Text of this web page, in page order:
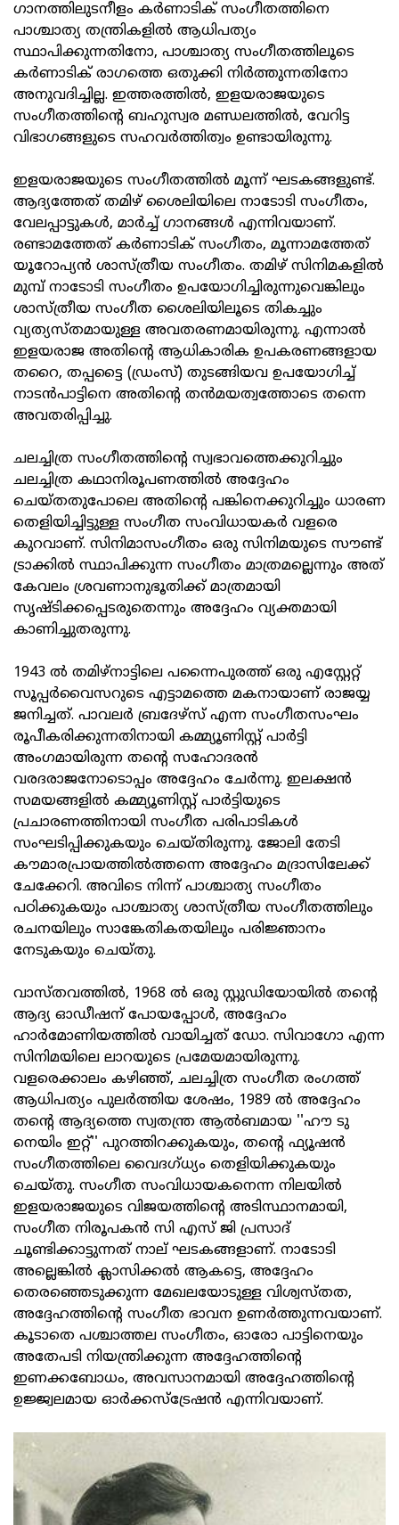
ഗാനത്തിലുടനീളം കർണാടിക് സംഗീതത്തിനെ
പാശ്ചാത്യ തന്ത്രികളിൽ ആധിപത്യം
സ്ഥാപിക്കുന്നതിനോ, പാശ്ചാത്യ സംഗീതത്തിലൂടെ
കർണാടിക് രാഗത്തെ ഒതുക്കി നിർത്തുന്നതിനോ
അനുവദിച്ചില്ല. ഇത്തരത്തിൽ, ഇളയരാജയുടെ
സംഗീതത്തിന്റെ ബഹുസ്വര മണ്ഡലത്തിൽ, വേറിട്ട
വിഭാഗങ്ങളുടെ സഹവർത്തിത്വം ഉണ്ടായിരുന്നു.
ഇളയരാജയുടെ സംഗീതത്തിൽ മൂന്ന് ഘടകങ്ങളുണ്ട്.
ആദ്യത്തേത് തമിഴ് ശൈലിയിലെ നാടോടി സംഗീതം,
വേലപ്പാട്ടുകൾ, മാർച്ച് ഗാനങ്ങൾ എന്നിവയാണ്.
രണ്ടാമത്തേത് കർണാടിക് സംഗീതം, മൂന്നാമത്തേത്
യൂറോപ്യൻ ശാസ്ത്രീയ സംഗീതം. തമിഴ് സിനിമകളിൽ
മുമ്പ് നാടോടി സംഗീതം ഉപയോഗിച്ചിരുന്നുവെങ്കിലും
ശാസ്ത്രീയ സംഗീത ശൈലിയിലൂടെ തികച്ചും
വ്യത്യസ്തമായുള്ള അവതരണമായിരുന്നു. എന്നാൽ
ഇളയരാജ അതിന്റെ ആധികാരിക ഉപകരണങ്ങളായ
തറൈ, തപ്പട്ടൈ (ഡ്രംസ്) തുടങ്ങിയവ ഉപയോഗിച്ച്
നാടൻപാട്ടിനെ അതിന്റെ തൻമയത്വത്തോടെ തന്നെ
അവതരിപ്പിച്ചു.
ചലച്ചിത്ര സംഗീതത്തിന്റെ സ്വഭാവത്തെക്കുറിച്ചും
ചലച്ചിത്ര കഥാനിരൂപണത്തിൽ അദ്ദേഹം
ചെയ്തതുപോലെ അതിന്റെ പങ്കിനെക്കുറിച്ചും ധാരണ
തെളിയിച്ചിട്ടുള്ള സംഗീത സംവിധായകർ വളരെ
കുറവാണ്. സിനിമാസംഗീതം ഒരു സിനിമയുടെ സൗണ്ട്
ട്രാക്കിൽ സ്ഥാപിക്കുന്ന സംഗീതം മാത്രമല്ലെന്നും അത്
കേവലം ശ്രവണാനുഭൂതിക്ക് മാത്രമായി
സൃഷ്ടിക്കപ്പെടരുതെന്നും അദ്ദേഹം വ്യക്തമായി
കാണിച്ചുതരുന്നു.
1943 ൽ തമിഴ്‌നാട്ടിലെ പന്നൈപുരത്ത് ഒരു എസ്റ്റേറ്റ്
സൂപ്പർവൈസറുടെ എട്ടാമത്തെ മകനായാണ് രാജയ്യ
ജനിച്ചത്. പാവലർ ബ്രദേഴ്‌സ് എന്ന സംഗീതസംഘം
രൂപീകരിക്കുന്നതിനായി കമ്മ്യൂണിസ്റ്റ് പാർട്ടി
അംഗമായിരുന്ന തന്റെ സഹോദരൻ
വരദരാജനോടൊപ്പം അദ്ദേഹം ചേർന്നു. ഇലക്ഷൻ
സമയങ്ങളിൽ കമ്മ്യൂണിസ്റ്റ് പാർട്ടിയുടെ
പ്രചാരണത്തിനായി സംഗീത പരിപാടികൾ
സംഘടിപ്പിക്കുകയും ചെയ്തിരുന്നു. ജോലി തേടി
കൗമാരപ്രായത്തിൽത്തന്നെ അദ്ദേഹം മദ്രാസിലേക്ക്
ചേക്കേറി. അവിടെ നിന്ന് പാശ്ചാത്യ സംഗീതം
പഠിക്കുകയും പാശ്ചാത്യ ശാസ്ത്രീയ സംഗീതത്തിലും
രചനയിലും സാങ്കേതികതയിലും പരിജ്ഞാനം
നേടുകയും ചെയ്തു.
വാസ്തവത്തിൽ, 1968 ൽ ഒരു സ്റ്റുഡിയോയിൽ തന്റെ
ആദ്യ ഓഡീഷന് പോയപ്പോൾ, അദ്ദേഹം
ഹാർമോണിയത്തിൽ വായിച്ചത് ഡോ. സിവാഗോ എന്ന
സിനിമയിലെ ലാറയുടെ പ്രമേയമായിരുന്നു.
വളരെക്കാലം കഴിഞ്ഞ്, ചലച്ചിത്ര സംഗീത രംഗത്ത്
ആധിപത്യം പുലർത്തിയ ശേഷം, 1989 ൽ അദ്ദേഹം
തന്റെ ആദ്യത്തെ സ്വതന്ത്ര ആൽബമായ ''ഹൗ ടു
നെയിം ഇറ്റ്'' പുറത്തിറക്കുകയും, തന്റെ ഫ്യൂഷൻ
സംഗീതത്തിലെ വൈദഗ്ധ്യം തെളിയിക്കുകയും
ചെയ്തു. സംഗീത സംവിധായകനെന്ന നിലയിൽ
ഇളയരാജയുടെ വിജയത്തിന്റെ അടിസ്ഥാനമായി,
സംഗീത നിരൂപകൻ സി എസ് ജി പ്രസാദ്
ചൂണ്ടിക്കാട്ടുന്നത് നാല് ഘടകങ്ങളാണ്. നാടോടി
അല്ലെങ്കിൽ ക്ലാസിക്കൽ ആകട്ടെ, അദ്ദേഹം
തെരഞ്ഞെടുക്കുന്ന മേഖലയോടുള്ള വിശ്വസ്തത,
അദ്ദേഹത്തിന്റെ സംഗീത ഭാവന ഉണർത്തുന്നവയാണ്.
കൂടാതെ പശ്ചാത്തല സംഗീതം, ഓരോ പാട്ടിനെയും
അതേപടി നിയന്ത്രിക്കുന്ന അദ്ദേഹത്തിന്റെ
ഇണക്കബോധം, അവസാനമായി അദ്ദേഹത്തിന്റെ
ഉജ്ജ്വലമായ ഓർക്കസ്ട്രേഷൻ എന്നിവയാണ്.